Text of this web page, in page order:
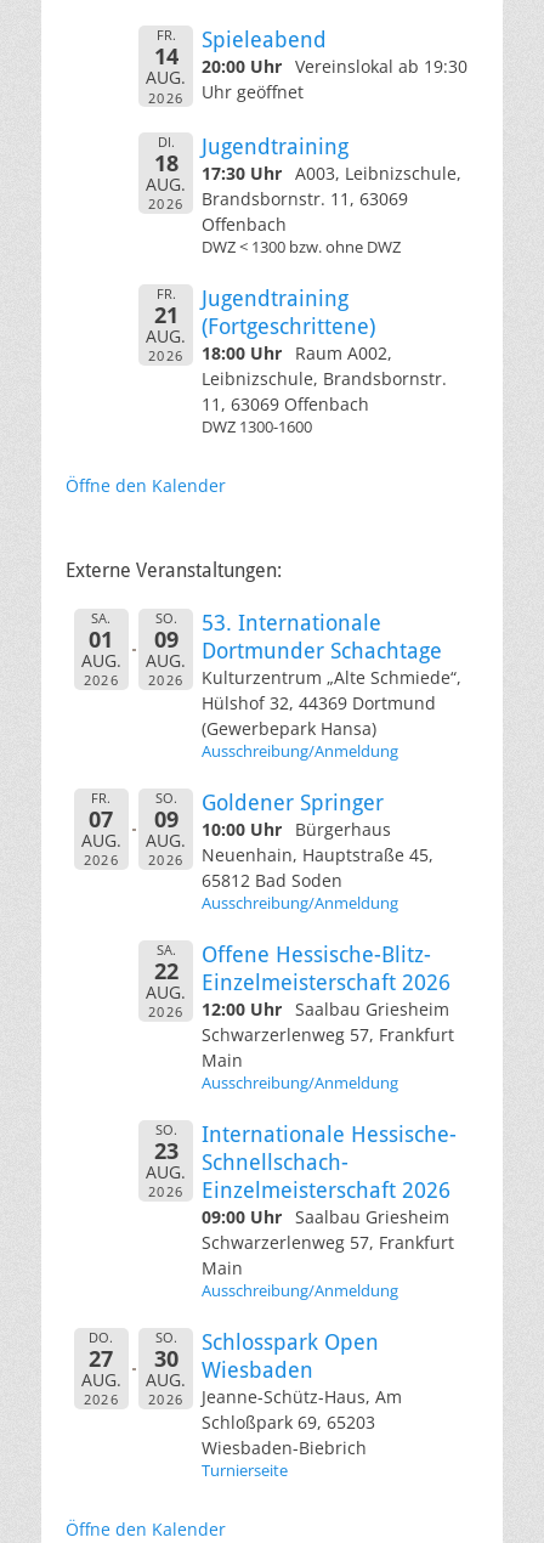
FR.
14
AUG.
2026
Spieleabend
20:00 Uhr Vereinslokal ab 19:30
Uhr geöffnet
DI.
18
AUG.
2026
Jugendtraining
17:30 Uhr A003, Leibnizschule,
Brandsbornstr. 11, 63069
Offenbach
DWZ < 1300 bzw. ohne DWZ
FR.
21
AUG.
2026
Jugendtraining
(Fortgeschrittene)
18:00 Uhr
Raum A002,
Leibnizschule, Brandsbornstr.
11, 63069 Offenbach
DWZ 1300-1600
Öffne den Kalender
Externe Veranstaltungen:
SA.
01
AUG.
2026
SO.
09
AUG.
2026
53. Internationale
Dortmunder Schachtage
Kulturzentrum „Alte Schmiede“,
Hülshof 32, 44369 Dortmund
(Gewerbepark Hansa)
Ausschreibung/Anmeldung
FR.
07
AUG.
2026
SO.
09
AUG.
2026
Goldener Springer
10:00 Uhr
Bürgerhaus
Neuenhain, Hauptstraße 45,
65812 Bad Soden
Ausschreibung/Anmeldung
SA.
22
AUG.
2026
Offene Hessische-Blitz-
Einzelmeisterschaft 2026
12:00 Uhr Saalbau Griesheim
Schwarzerlenweg 57, Frankfurt
Main
Ausschreibung/Anmeldung
SO.
23
AUG.
2026
Internationale Hessische-
Schnellschach-
Einzelmeisterschaft 2026
09:00 Uhr Saalbau Griesheim
Schwarzerlenweg 57, Frankfurt
Main
Ausschreibung/Anmeldung
DO.
27
AUG.
2026
SO.
30
AUG.
2026
Schlosspark Open
Wiesbaden
Jeanne-Schütz-Haus, Am
Schloßpark 69, 65203
Wiesbaden-Biebrich
Turnierseite
Öffne den Kalender